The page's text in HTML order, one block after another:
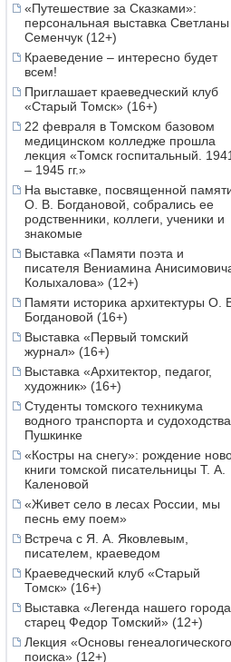
«Путешествие за Сказками»:
персональная выставка Светланы
Семенчук (12+)
Краеведение – интересно будет
всем!
Приглашает краеведческий клуб
«Старый Томск» (16+)
22 февраля в Томском базовом
медицинском колледже прошла
лекция «Томск госпитальный. 1941
– 1945 гг.»
На выставке, посвященной
О. В. Богдановой, собрались ее
родственники, коллеги, ученики и
знакомые
Выставка «Памяти поэта и
писателя Вениамина
Колыхалова» (12+)
Памяти историка архитектуры О.
Богдановой (16+)
Выставка «Первый томский
журнал» (16+)
Выставка «Архитектор, педагог,
художник» (16+)
Студенты томского техникума
водного транспорта и
Пушкинке
«Костры на снегу»: рождение
книги томской писательницы Т. А.
Каленовой
«Живет село в лесах России, мы
песнь ему поем»
Встреча с Я. А. Яковлевым,
писателем, краеведом
Краеведческий клуб «Старый
Томск» (16+)
Выставка «Легенда нашего
старец Федор Томский» (12+)
Лекция «Основы генеалогического
поиска» (12+)